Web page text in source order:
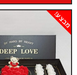
מבצע!